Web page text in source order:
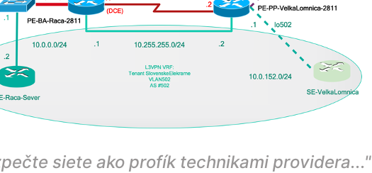
siete ako profík technikami providera..."